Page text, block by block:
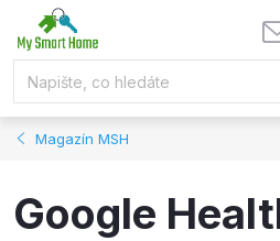
Magazín MSH
Google